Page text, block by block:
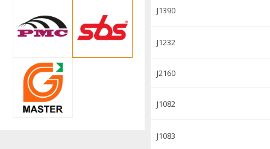
J1390
J1232
J2160
J1082
J1083